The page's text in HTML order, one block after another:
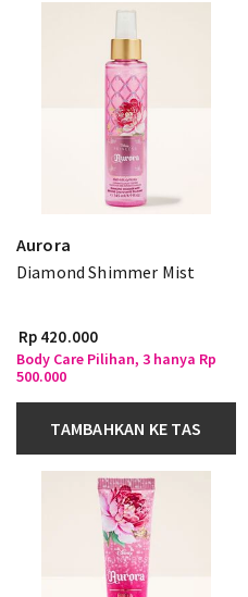
Aurora
Diamond Shimmer Mist
Rp 420.000
Body Care Pilihan, 3 hanya Rp
500.000
TAMBAHKAN KE TAS